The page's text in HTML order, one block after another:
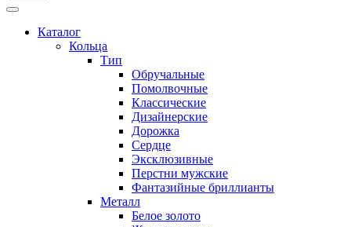
Каталог
Кольца
Тип
Обручальные
Помолвочные
Классические
Дизайнерские
Дорожка
Сердце
Эксклюзивные
Перстни мужские
Фантазийные бриллианты
Металл
Белое золото